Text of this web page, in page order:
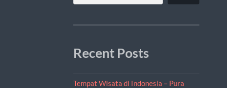
Recent Posts
Tempat Wisata di Indonesia – Pura